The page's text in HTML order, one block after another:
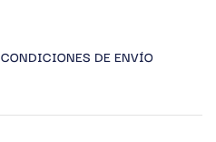
CONDICIONES DE ENVÍO